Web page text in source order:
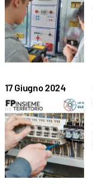
17 Giugno 2024